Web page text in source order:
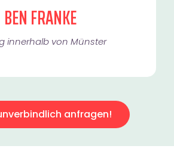
BEN FRANKE
innerhalb von Münster​
anfragen!